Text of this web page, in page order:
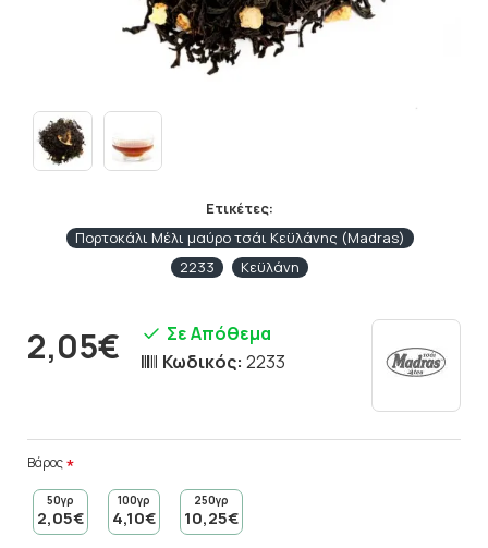
Ετικέτες:
Πορτοκάλι Μέλι μαύρο τσάι Κεϋλάνης (Madras)
2233
Κεϋλάνη
2,05€
Σε Απόθεμα
Κωδικός: 2233
Βάρος
50γρ
2,05€
100γρ
4,10€
250γρ
10,25€